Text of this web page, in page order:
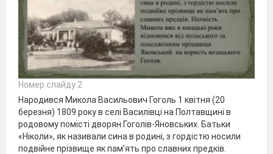
Номер слайду 2
Народився Микола Васильович Гоголь 1 квітня (20
березня) 1809 року в селі Василівці на Полтавщині в
родовому помісті дворян Гоголів-Яновських. Батьки
«Ніколи», як називали сина в родині, з гордістю носили
подвійне прізвище як пам’ять про славних предків.